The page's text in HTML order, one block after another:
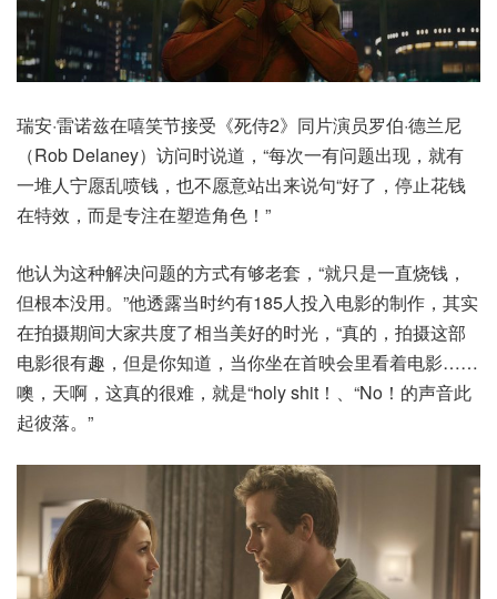
瑞安·雷诺兹在嘻笑节接受《死侍2》同片演员罗伯·德兰尼
（Rob Delaney）访问时说道，“每次一有问题出现，就有
一堆人宁愿乱喷钱，也不愿意站出来说句“好了，停止花钱
在特效，而是专注在塑造角色！”
他认为这种解决问题的方式有够老套，“就只是一直烧钱，
但根本没用。”他透露当时约有185人投入电影的制作，其实
在拍摄期间大家共度了相当美好的时光，“真的，拍摄这部
电影很有趣，但是你知道，当你坐在首映会里看着电影……
噢，天啊，这真的很难，就是“holy shit！、“No！的声音此
起彼落。”